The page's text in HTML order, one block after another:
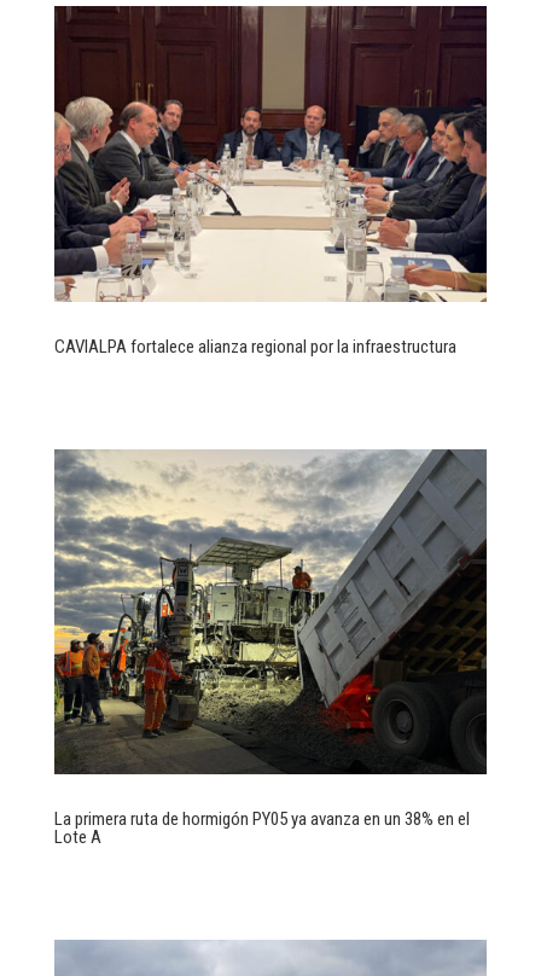
CAVIALPA fortalece alianza regional por la infraestructura
La primera ruta de hormigón PY05 ya avanza en un 38% en el
Lote A